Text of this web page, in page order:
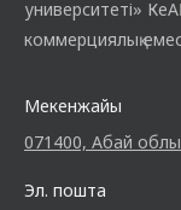
университеті»
коммерциялық
Мекенжайы
071400, Абай
Эл. пошта